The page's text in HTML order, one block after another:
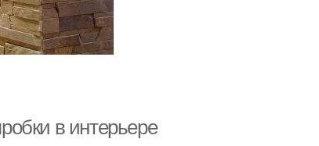
в интерьере